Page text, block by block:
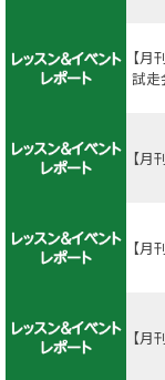
【
試走
【月
【月
【月